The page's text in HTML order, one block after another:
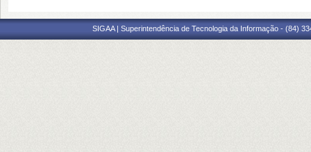
SIGAA | Superintendência de Tecnologia da Informação - (84)